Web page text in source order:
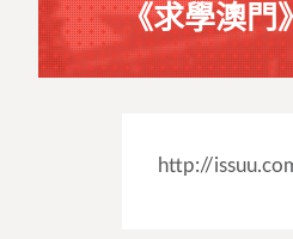
《求學澳門
http://